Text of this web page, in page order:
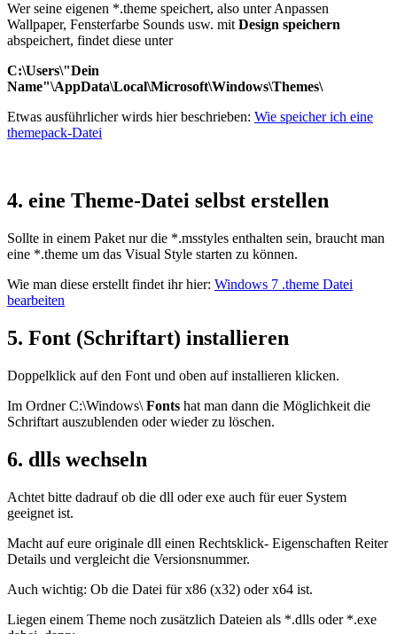
Wer seine eigenen *.theme speichert, also unter Anpassen
Wallpaper, Fensterfarbe Sounds usw. mitDesign speichern
abspeichert, findet diese unter
C:\Users\"Dein
Name"\AppData\Local\Microsoft\Windows\Themes\
Etwas ausführlicher wirds hier beschrieben: Wie speicher ich eine
themepack-Datei
4. eine Theme-Datei selbst erstellen
Sollte in einem Paket nur die *.msstyles enthalten sein, braucht man
eine *.theme um das Visual Style starten zu können.
Wie man diese erstellt findet ihr hier: Windows 7 .theme Datei
bearbeiten
5. Font (Schriftart) installieren
Doppelklick auf den Font und oben auf installieren klicken.
Im Ordner C:\Windows\ Fonts hat man dann die Möglichkeit die
Schriftart auszublenden oder wieder zu löschen.
6. dlls wechseln
Achtet bitte dadrauf ob die dll oder exe auch für euer System
geeignet ist.
Macht auf eure originale dll einen Rechtsklick- Eigenschaften Reiter
Details und vergleicht die Versionsnummer.
Auch wichtig: Ob die Datei für x86 (x32) oder x64 ist.
Liegen einem Theme noch zusätzlich Dateien als *.dlls oder *.exe